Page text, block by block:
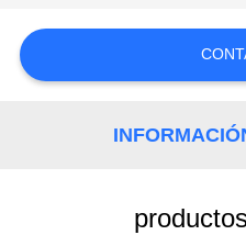
PIDA
SITEMAP